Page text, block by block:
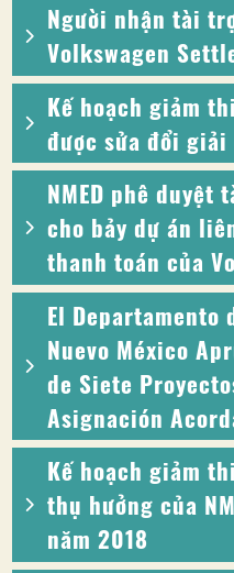
Người nhận tài
Volkswagen
Kế hoạch giảm
được sửa đổi giải
NMED phê
cho bảy dự án
thanh toán của
El Departamento
Nuevo México
de Siete
Asignación
Kế hoạch giảm
thụ hưởng của
năm 2018